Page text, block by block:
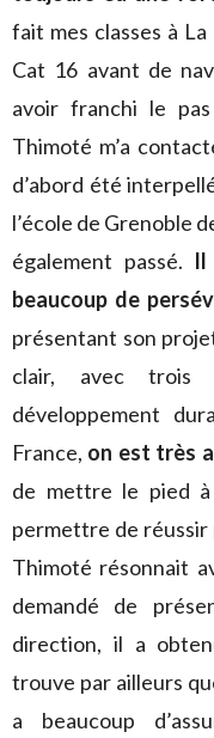
fait mes classes à
Cat 16 avant de
avoir franchi le
Thimoté m’a
d’abord été
l’école de Grenoble
également passé. Il
beaucoup de
présentant son
clair, avec trois
développement
France, on est très
de mettre le pied
permettre de
Thimoté résonnait
demandé de
direction, il a
trouve par ailleurs
a beaucoup